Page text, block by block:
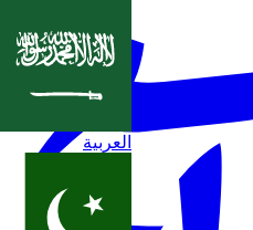
العربية